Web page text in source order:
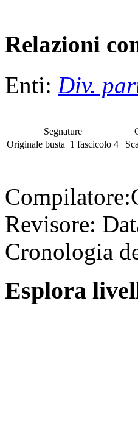
Relazioni
Enti: Div.
Segnature
Originale busta 1 fascicolo 4
Compilatore:
Revisore:
Cronologia
Esplora